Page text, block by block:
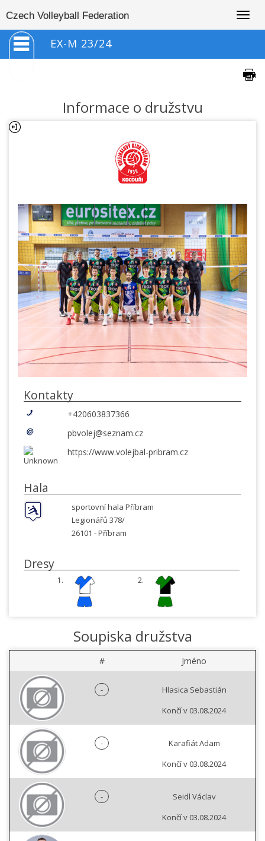
Czech Volleyball Federation
EX-M 23/24
Informace o družstvu
Kontakty
+420603837366
pbvolej@seznam.cz
https://www.volejbal-pribram.cz
Hala
sportovní hala Příbram
Legionářů 378/
26101 -Příbram
Dresy
1. 2.
Soupiska družstva
# Jméno
-
Hlasica Sebastián
Končí v 03.08.2024
-
Karafiát Adam
Končí v 03.08.2024
-
Seidl Václav
Končí v 03.08.2024